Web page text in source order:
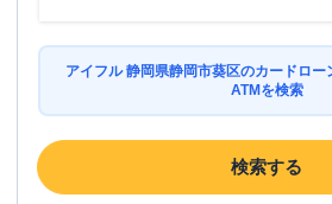
アイフル 静岡県静岡市葵区のカードロー
ATMを検索
検索する